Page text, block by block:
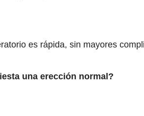
es rápida, sin mayores
una erección normal?